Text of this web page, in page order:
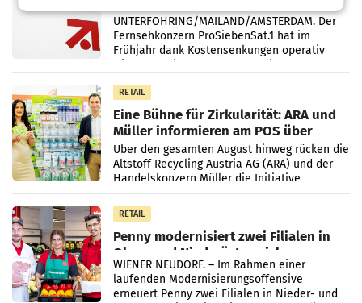
überraschend viel Gewinn
UNTERFÖHRING/MAILAND/AMSTERDAM. Der
Fernsehkonzern ProSiebenSat.1 hat im
Frühjahr dank Kostensenkungen operativ
RETAIL
Eine Bühne für Zirkularität: ARA und
Müller informieren am POS über
Kreislauffähigkeit
Über den gesamten August hinweg rücken die
Altstoff Recycling Austria AG (ARA) und der
Handelskonzern Müller die Initiative
„Kreislauf-Helden“ in allen österreichischen
Müller-Filialen
RETAIL
Penny modernisiert zwei Filialen in
Ober- und Niederösterreich
WIENER NEUDORF. – Im Rahmen einer
laufenden Modernisierungsoffensive
erneuert Penny zwei Filialen in Nieder- und